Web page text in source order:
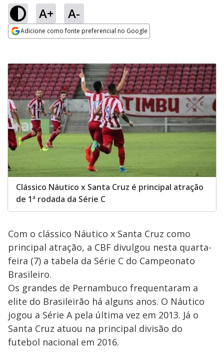
A+ A-
Adicione como fonte preferencial no Google
Clássico Náutico x Santa Cruz é principal atração
de 1ª rodada da Série C
Com o clássico Náutico x Santa Cruz como
principal atração, a CBF divulgou nesta quarta-
feira (7) a tabela da Série C do Campeonato
Brasileiro.
Os grandes de Pernambuco frequentaram a
elite do Brasileirão há alguns anos. O Náutico
jogou a Série A pela última vez em 2013. Já o
Santa Cruz atuou na principal divisão do
futebol nacional em 2016.